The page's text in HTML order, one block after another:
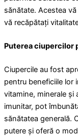
sănătate. Acestea
vă recăpătați
Puterea ciupercilor
Ciupercile au fost
pentru beneficiile lor
vitamine, minerale și
imunitar, pot
sănătatea generală.
putere și oferă o